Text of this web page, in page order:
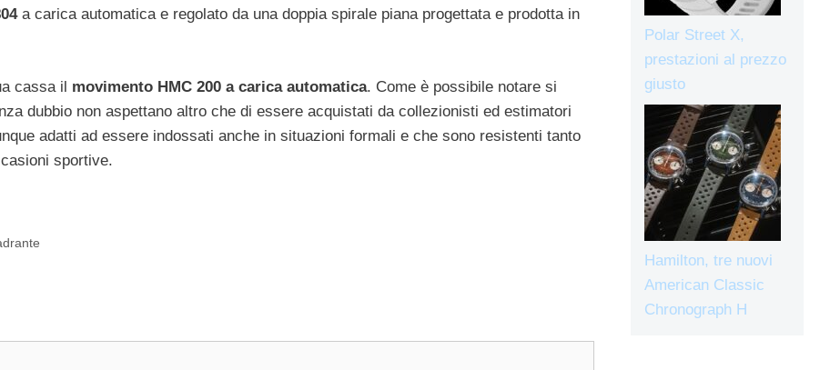
a carica automatica e regolato da una doppia spirale piana progettata e prodotta in
cassa il movimento HMC 200 a carica automatica. Come è possibile notare si
dubbio non aspettano altro che di essere acquistati da collezionisti ed estimatori
adatti ad essere indossati anche in situazioni formali e che sono resistenti tanto
sportive.
Polar Street X,
prestazioni al prezzo
giusto
Hamilton, tre nuovi
American Classic
Chronograph H